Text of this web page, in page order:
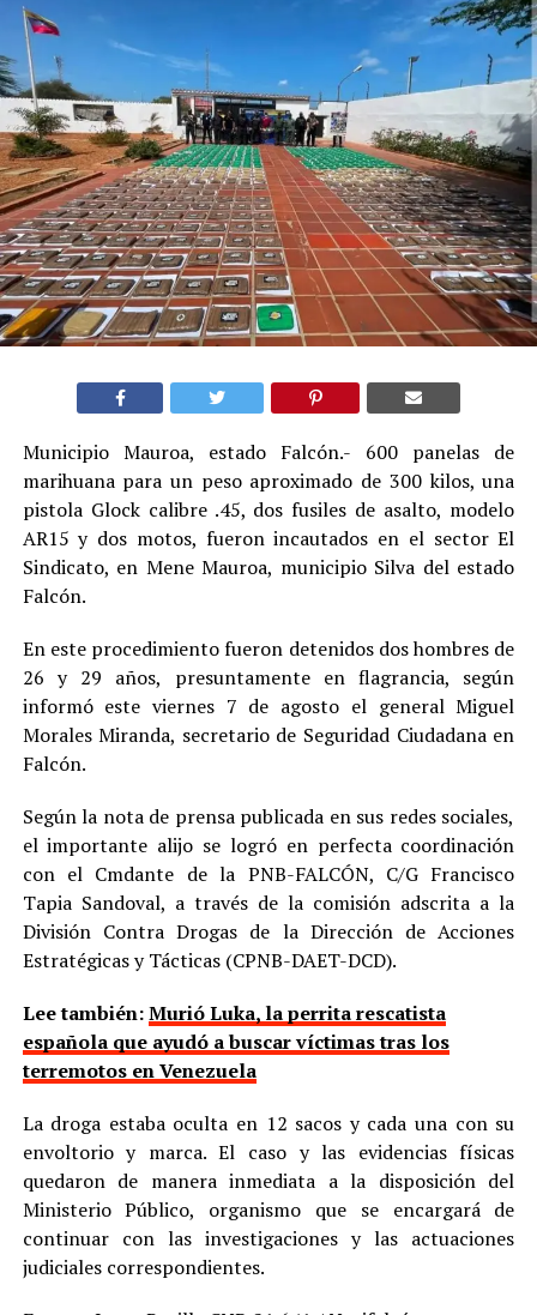
Municipio Mauroa, estado Falcón.- 600 panelas de
marihuana para un peso aproximado de 300 kilos, una
pistola Glock calibre .45, dos fusiles de asalto, modelo
AR15 y dos motos, fueron incautados en el sector El
Sindicato, en Mene Mauroa, municipio Silva del estado
Falcón.
En este procedimiento fueron detenidos dos hombres de
26 y 29 años, presuntamente en flagrancia, según
informó este viernes 7 de agosto el general Miguel
Morales Miranda, secretario de Seguridad Ciudadana en
Falcón.
Según la nota de prensa publicada en sus redes sociales,
el importante alijo se logró en perfecta coordinación
con el Cmdante de la PNB-FALCÓN, C/G Francisco
Tapia Sandoval, a través de la comisión adscrita a la
División Contra Drogas de la Dirección de Acciones
Estratégicas y Tácticas (CPNB-DAET-DCD).
Lee también:Murió Luka, la perrita rescatista
española que ayudó a buscar víctimas tras los
terremotos en Venezuela
La droga estaba oculta en 12 sacos y cada una con su
envoltorio y marca. El caso y las evidencias físicas
quedaron de manera inmediata a la disposición del
Ministerio Público, organismo que se encargará de
continuar con las investigaciones y las actuaciones
judiciales correspondientes.